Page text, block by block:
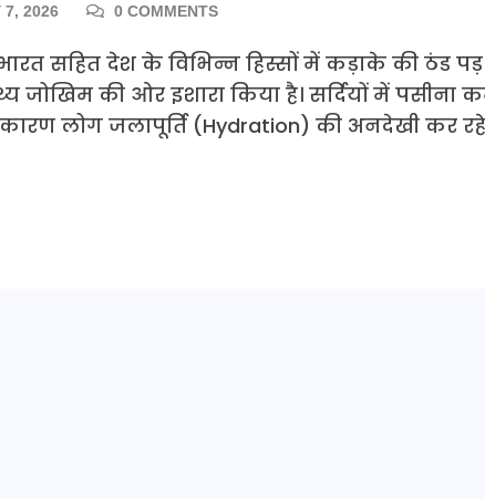
7, 2026 0 COMMENTS
सहित देश के विभिन्न हिस्सों में कड़ाके की ठंड पड़
जोखिम की ओर इशारा किया है। सर्दियों में
लोग जलापूर्ति (Hydration) की अनदेखी कर रहे